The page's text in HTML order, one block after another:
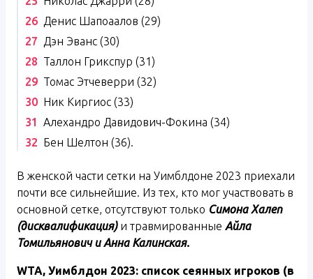
Денис Шапоаалов (29)
Дэн Эванс (30)
Таллон Грикспур (31)
Томас Этчеверри (32)
Ник Киргиос (33)
Алехандро Давидович-Фокина (34)
Бен Шелтон (36).
В женской части сетки на Уимблдоне 2023 приехали
почти все сильнейшие. Из тех, кто мог участвовать в
основной сетке, отсутствуют только Симона Халеп
(дисквалификация)и травмированные Айла
Томильянович и Анна Калинская.
WTA, Уимблдон 2023: список сеянных игроков (в